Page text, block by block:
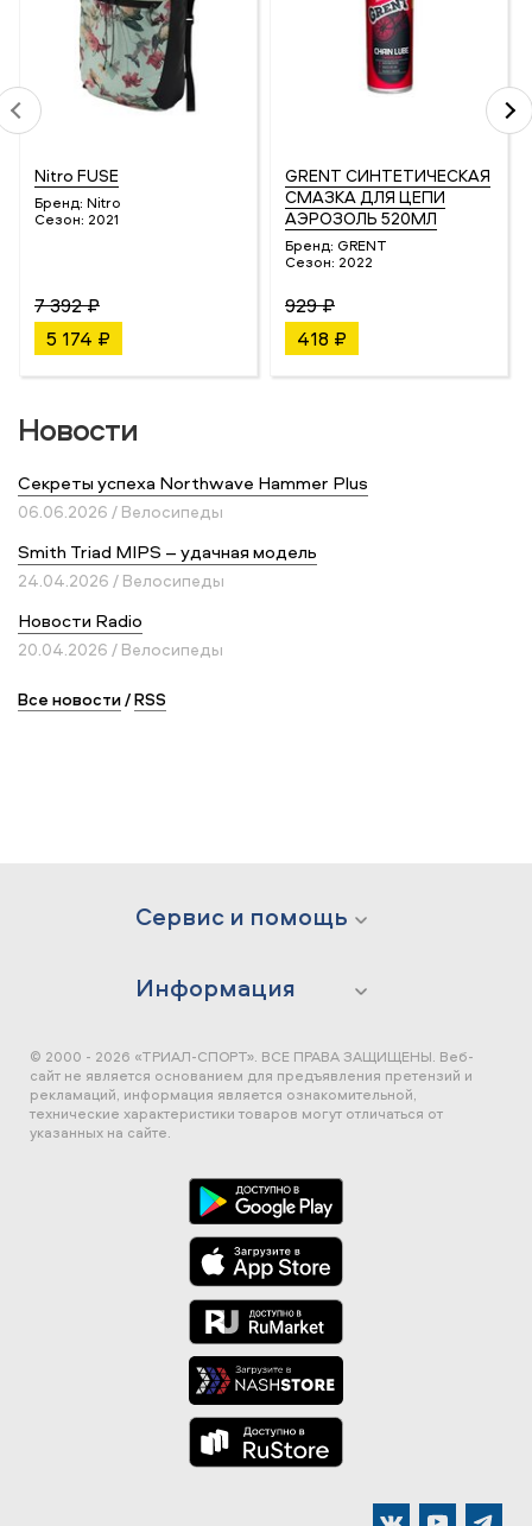
Nitro FUSE
Бренд: Nitro
Сезон: 2021
7 392 ₽
5 174 ₽
GRENT СИНТЕТИЧЕСКАЯ
СМАЗКА ДЛЯ ЦЕПИ
АЭРОЗОЛЬ 520МЛ
Бренд: GRENT
Сезон: 2022
929 ₽
418 ₽
Новости
Секреты успеха Northwave Hammer Plus
06.06.2026 / Велосипеды
Smith Triad MIPS – удачная модель
24.04.2026 / Велосипеды
Новости Radio
20.04.2026 / Велосипеды
Все новости/RSS
Сервис и помощь
Информация
© 2000 - 2026 «ТРИАЛ-СПОРТ». ВСЕ ПРАВА ЗАЩИЩЕНЫ. Веб-
сайт не является основанием для предъявления претензий и
рекламаций, информация является ознакомительной,
технические характеристики товаров могут отличаться от
указанных на сайте.